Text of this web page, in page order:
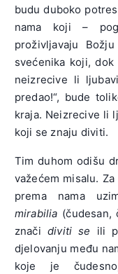
budu duboko
nama koji –
proživljavaju
svećenika koji, dok
neizrecive li
predao!“, bude
kraja. Neizrecive li
koji se znaju diviti.
Tim duhom odišu
važećem misalu.
prema nama
mirabilia (čudesan,
znači diviti se ili
djelovanju među
koje je